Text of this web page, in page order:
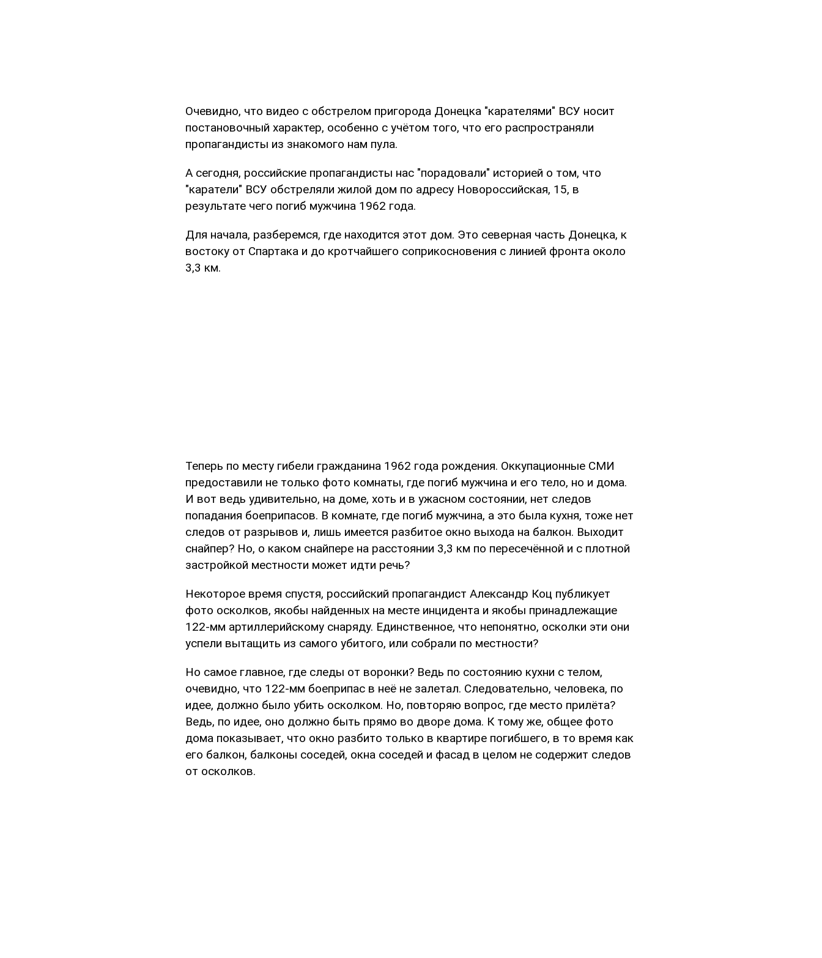
Очевидно, что видео с обстрелом пригорода Донецка "карателями" ВСУ носит
постановочный характер, особенно с учётом того, что его распространяли
пропагандисты из знакомого нам пула.
А сегодня, российские пропагандисты нас "порадовали" историей о том, что
"каратели" ВСУ обстреляли жилой дом по адресу Новороссийская, 15, в
результате чего погиб мужчина 1962 года.
Для начала, разберемся, где находится этот дом. Это северная часть Донецка, к
востоку от Спартака и до кротчайшего соприкосновения с линией фронта около
3,3 км.
Теперь по месту гибели гражданина 1962 года рождения. Оккупационные СМИ
предоставили не только фото комнаты, где погиб мужчина и его тело, но и дома.
И вот ведь удивительно, на доме, хоть и в ужасном состоянии, нет следов
попадания боеприпасов. В комнате, где погиб мужчина, а это была кухня, тоже нет
следов от разрывов и, лишь имеется разбитое окно выхода на балкон. Выходит
снайпер? Но, о каком снайпере на расстоянии 3,3 км по пересечённой и с плотной
застройкой местности может идти речь?
Некоторое время спустя, российский пропагандист Александр Коц публикует
фото осколков, якобы найденных на месте инцидента и якобы принадлежащие
122-мм артиллерийскому снаряду. Единственное, что непонятно, осколки эти они
успели вытащить из самого убитого, или собрали по местности?
Но самое главное, где следы от воронки? Ведь по состоянию кухни с телом,
очевидно, что 122-мм боеприпас в неё не залетал. Следовательно, человека, по
идее, должно было убить осколком. Но, повторяю вопрос, где место прилёта?
Ведь, по идее, оно должно быть прямо во дворе дома. К тому же, общее фото
дома показывает, что окно разбито только в квартире погибшего, в то время как
его балкон, балконы соседей, окна соседей и фасад в целом не содержит следов
от осколков.